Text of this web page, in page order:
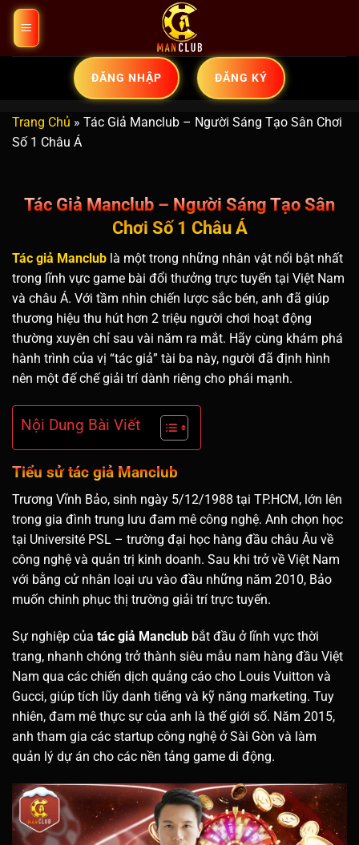
Bỏ
nội
ĐĂNG NHẬP ĐĂNG KÝ
Trang Chủ » Tác Giả Manclub – Người Sáng Tạo Sân Chơi
Số 1 Châu Á
Tác Giả Manclub – Người Sáng Tạo Sân
Chơi Số 1 Châu Á
Tác giả Manclub là một trong những nhân vật nổi bật nhất
trong lĩnh vực game bài đổi thưởng trực tuyến tại Việt Nam
và châu Á. Với tầm nhìn chiến lược sắc bén, anh đã giúp
thương hiệu thu hút hơn 2 triệu người chơi hoạt động
thường xuyên chỉ sau vài năm ra mắt. Hãy cùng khám phá
hành trình của vị “tác giả” tài ba này, người đã định hình
nên một đế chế giải trí dành riêng cho phái mạnh.
Nội Dung Bài Viết
Tiểu sử tác giả Manclub
Trương Vĩnh Bảo, sinh ngày 5/12/1988 tại TP.HCM, lớn lên
trong gia đình trung lưu đam mê công nghệ. Anh chọn học
tại Université PSL – trường đại học hàng đầu châu Âu về
công nghệ và quản trị kinh doanh. Sau khi trở về Việt Nam
với bằng cử nhân loại ưu vào đầu những năm 2010, Bảo
muốn chinh phục thị trường giải trí trực tuyến.
Sự nghiệp của tác giả Manclub bắt đầu ở lĩnh vực thời
trang, nhanh chóng trở thành siêu mẫu nam hàng đầu Việt
Nam qua các chiến dịch quảng cáo cho Louis Vuitton và
Gucci, giúp tích lũy danh tiếng và kỹ năng marketing. Tuy
nhiên, đam mê thực sự của anh là thế giới số. Năm 2015,
anh tham gia các startup công nghệ ở Sài Gòn và làm
quản lý dự án cho các nền tảng game di động.